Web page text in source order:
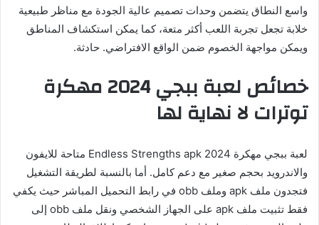
واسع النطاق يتضمن وحدات تصميم عالية الجودة مع مناظر طبيعية
خلابة تجعل تجربة اللعب أكثر متعة، كما يمكن استكشاف المناطق
ويمكن مواجهة الخصوم ضمن الواقع الافتراضي. حادثة.
خصائص لعبة ببجي 2024 مهكرة
توترات لا نهاية لها
لعبة ببجي مهكرة Endless Strengths apk 2024 متاحة للايفون
والاندرويد بحجم صغير مع دعم كامل. أما بالنسبة لطريقة التشغيل
فتجدون ملف apk وملف obb في رابط التحميل المباشر حيث يكفي
فقط تثبيت ملف apk على الجهاز الشخصي ونقل ملف obb إلى